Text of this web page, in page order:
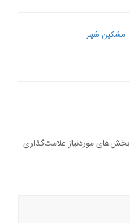
مشکین شهر
بخش‌های موردنیاز علامت‌گذاری